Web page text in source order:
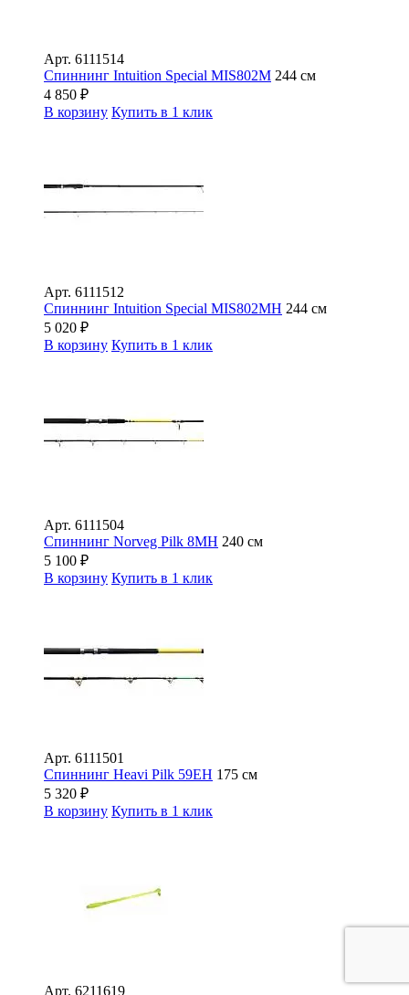
Арт. 6111514
Спиннинг Intuition Special MIS802M 244 см
4 850 ₽
В корзину Купить в 1 клик
Арт. 6111512
Спиннинг Intuition Special MIS802MH 244 см
5 020 ₽
В корзину Купить в 1 клик
Арт. 6111504
Спиннинг Norveg Pilk 8MH 240 см
5 100 ₽
В корзину Купить в 1 клик
Арт. 6111501
Спиннинг Heavi Pilk 59EH 175 см
5 320 ₽
В корзину Купить в 1 клик
Арт. 6211619